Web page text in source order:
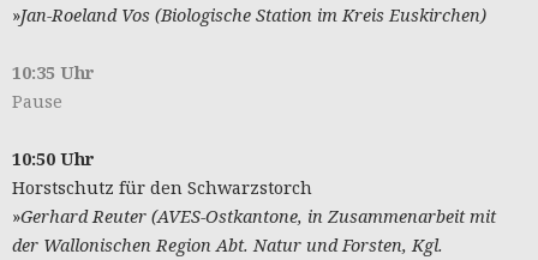
»Jan-Roeland Vos (Biologische Station im Kreis Euskirchen)
10:35 Uhr
Pause
10:50 Uhr
Horstschutz für den Schwarzstorch
»Gerhard Reuter (AVES-Ostkantone, in Zusammenarbeit mit
der Wallonischen Region Abt. Natur und Forsten, Kgl.